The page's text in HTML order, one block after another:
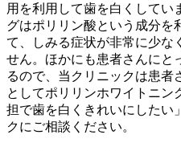
用を利用して歯を白くしてい
グはポリリン酸という成分を
て、しみる症状が非常に少な
せん。ほかにも患者さんにと
るので、当クリニックは患者
としてポリリンホワイトニン
担で歯を白くきれいにしたい
クにご相談ください。